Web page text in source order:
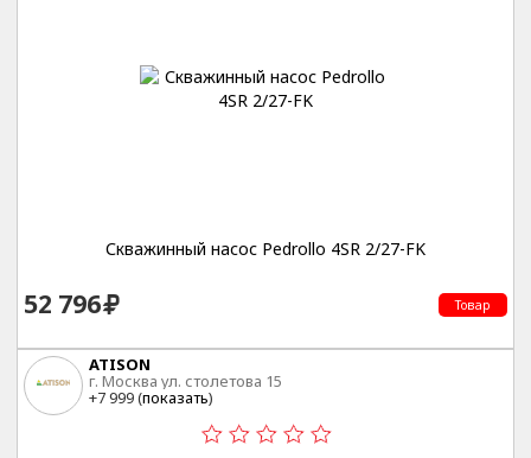
Скважинный насос Pedrollo 4SR 2/27-FK
52 796 Товар
ATISON
г. Москва ул. столетова 15
+7 999 (показать)